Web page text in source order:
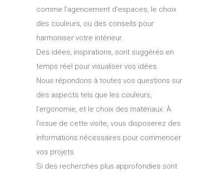
comme l’agencement d’espaces, le choix
des couleurs, ou des conseils pour
harmoniser votre intérieur.
Des idées, inspirations, sont suggérés en
temps réel pour visualiser vos idées.
Nous répondons à toutes vos questions sur
des aspects tels que les couleurs,
l’ergonomie, et le choix des matériaux. À
l’issue de cette visite, vous disposerez des
informations nécessaires pour commencer
vos projets.
Si des recherches plus approfondies sont